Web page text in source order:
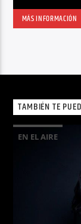
MÁS INFORMACIÓN
TAMBIÉN TE
EN EL AIRE